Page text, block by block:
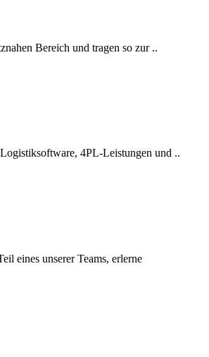
Bereich und tragen so zur ..
4PL-Leistungen und ..
eines unserer Teams, erlerne